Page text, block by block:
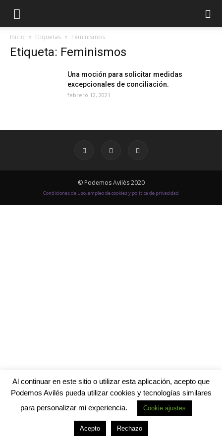
Inicio Etiquetas Feminismos
Etiqueta: Feminismos
Una moción para solicitar medidas
excepcionales de conciliación.
febrero 12, 2021
© Podemos Avilés 2020
Condiciones de uso, empleo de cookies y política de privacidad
Al continuar en este sitio o utilizar esta aplicación, acepto que
Podemos Avilés pueda utilizar cookies y tecnologías similares
para personalizar mi experiencia.
Cookie ajustes
Acepto Rechazo